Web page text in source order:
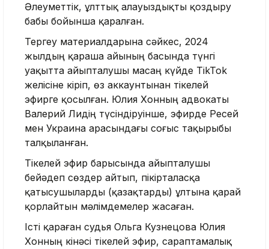
Әлеуметтік, ұлттық алауыздықты қоздыру
бабы бойынша қаралған.
Тергеу материалдарына сәйкес, 2024
жылдың қараша айының басында түнгі
уақытта айыпталушы масаң күйде TikTok
желісіне кіріп, өз аккаунтынан тікелей
эфирге қосылған. Юлия Хонның адвокаты
Валерий Лидің түсіндіруінше, эфирде Ресей
мен Украина арасындағы соғыс тақырыбы
талқыланған.
Тікелей эфир барысында айыпталушы
бейәдеп сөздер айтып, пікірталасқа
қатысушыларды (қазақтарды) ұлтына қарай
қорлайтын мәлімдемелер жасаған.
Істі қараған судья Ольга Кузнецова Юлия
Хонның кінәсі тікелей эфир, сараптамалық